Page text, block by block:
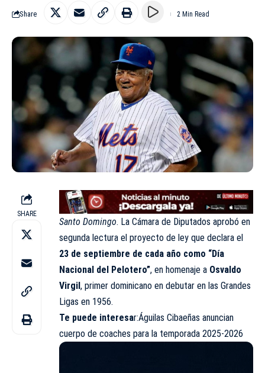
Share 2 Min Read
SHARE
Santo Domingo. La Cámara de Diputados aprobó en
segunda lectura el proyecto de ley que declara el
23 de septiembre de cada año como “Día
Nacional del Pelotero”, en homenaje a Osvaldo
Virgil , primer dominicano en debutar en las Grandes
Ligas en 1956.
Te puede interesar:Águilas Cibaeñas anuncian
cuerpo de coaches para la temporada 2025-2026